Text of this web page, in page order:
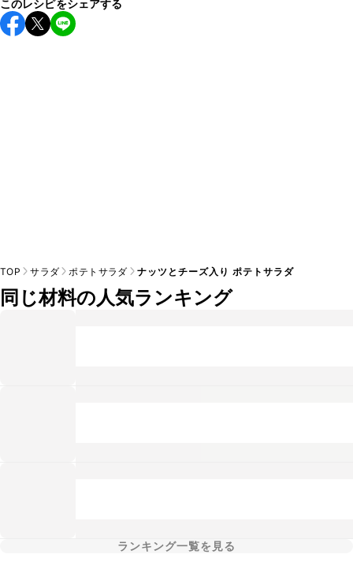
保存期間は冷蔵で当日中が目安です。なるべくお早めにお召
し上がりください。
このレシピをシェアする
TOP サラダ ポテトサラダ ナッツとチーズ入り ポテトサラダ
同じ材料の人気ランキング
ランキング一覧を見る